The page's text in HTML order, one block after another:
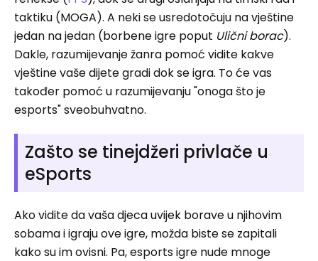
taktiku (MOGA). A neki se usredotočuju na vještine
jedan na jedan (borbene igre poput Ulični borac).
Dakle, razumijevanje žanra pomoć vidite kakve
vještine vaše dijete gradi dok se igra. To će vas
također pomoć u razumijevanju "onoga što je
esports" sveobuhvatno.
Zašto se tinejdžeri privlače u
eSports
Ako vidite da vaša djeca uvijek borave u njihovim
sobama i igraju ove igre, možda biste se zapitali
kako su im ovisni. Pa, esports igre nude mnoge